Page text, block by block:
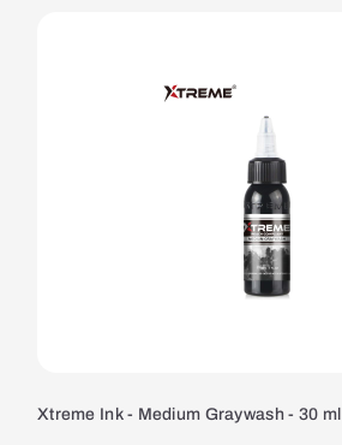
Xtreme Ink - Medium Graywash - 30 ml